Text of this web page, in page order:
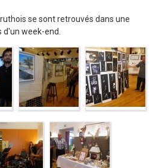
se sont retrouvés dans une
week-end.